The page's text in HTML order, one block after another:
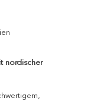
nordischer